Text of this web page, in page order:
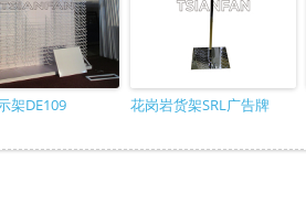
架DE109 花岗岩货架SRL广告牌